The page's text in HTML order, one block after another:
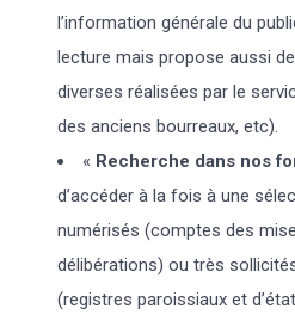
l’information générale du
lecture mais propose aussi
diverses réalisées par le
des anciens bourreaux, etc).
« Recherche dans nos
d’accéder à la fois à une
numérisés (comptes des
délibérations) ou très
(registres paroissiaux et